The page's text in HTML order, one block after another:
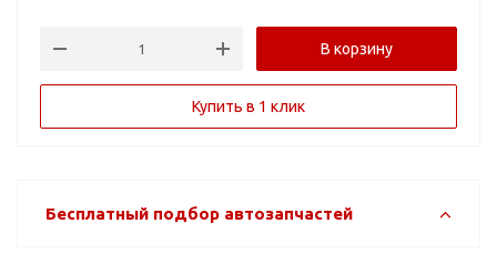
В корзину
Купить в 1 клик
Бесплатный подбор автозапчастей